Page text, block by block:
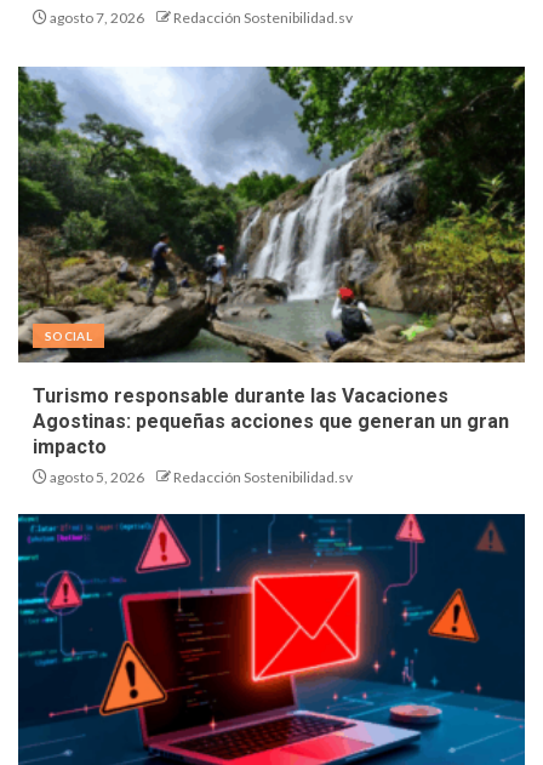
agosto 7, 2026 Redacción Sostenibilidad.sv
SOCIAL
Turismo responsable durante las Vacaciones
Agostinas: pequeñas acciones que generan un gran
impacto
agosto 5, 2026 Redacción Sostenibilidad.sv